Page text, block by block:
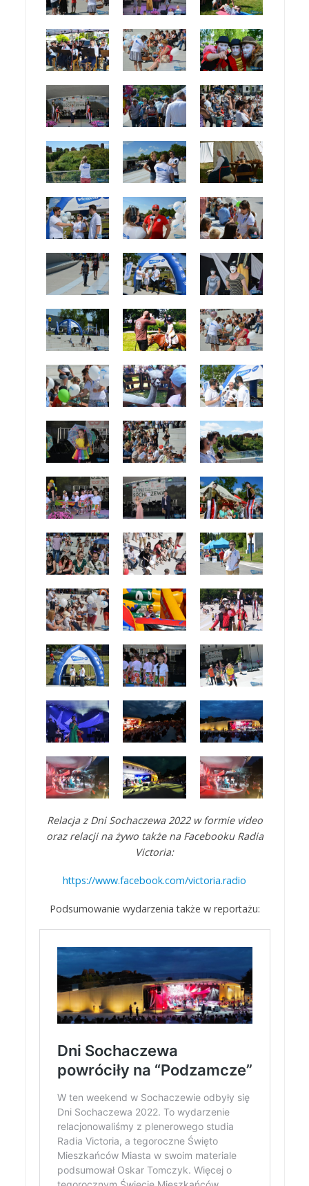
Relacja z Dni Sochaczewa 2022 w formie video
oraz relacji na żywo także na Facebooku Radia
Victoria:
https://www.facebook.com/victoria.radio
Podsumowanie wydarzenia także w reportażu: